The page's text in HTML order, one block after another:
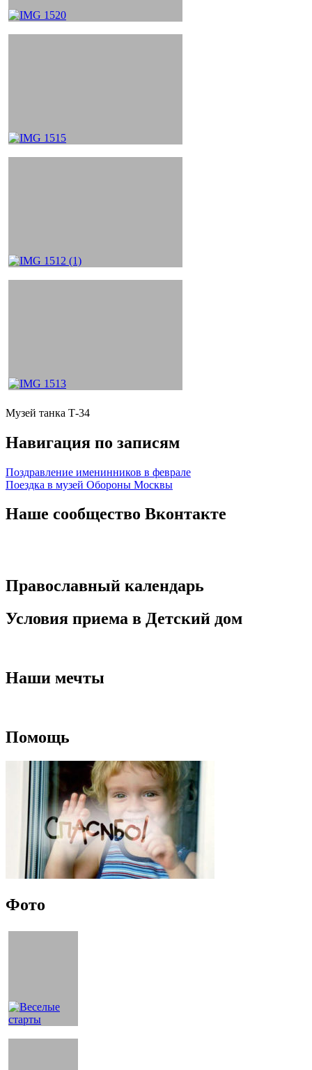
Музей танка Т-34
Навигация по записям
Поздравление именинников в феврале
Поездка в музей Обороны Москвы
Наше сообщество Вконтакте
Православный календарь
Условия приема в Детский дом
Наши мечты
Помощь
Фото